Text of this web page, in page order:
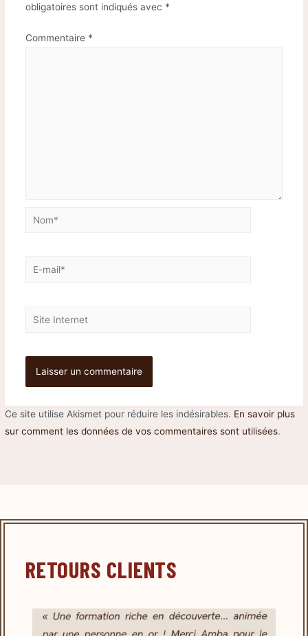
obligatoires sont indiqués avec *
Commentaire *
Ce site utilise Akismet pour réduire les indésirables. En savoir plus
sur comment les données de vos commentaires sont utilisées.
RETOURS CLIENTS